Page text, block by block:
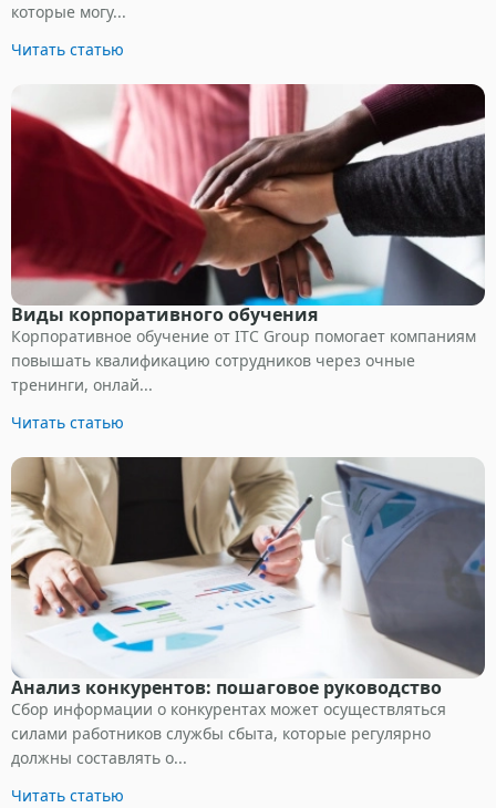
которые могу...
Читать статью
Виды корпоративного обучения
Корпоративное обучение от ITC Group помогает компаниям
повышать квалификацию сотрудников через очные
тренинги, онлай...
Читать статью
Анализ конкурентов: пошаговое руководство
Сбор информации о конкурентах может осуществляться
силами работников службы сбыта, которые регулярно
должны составлять о...
Читать статью